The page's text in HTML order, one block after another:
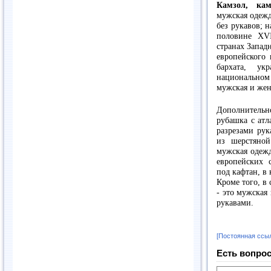
Камзол,
мужская
без рукавов;
половине
странах
бархата,
мужская и
рубашка с
разрезами
из
мужская
европейских
под кафтан, в
Кроме того, в
- это мужская
рукавами.
[Постоянная
Есть